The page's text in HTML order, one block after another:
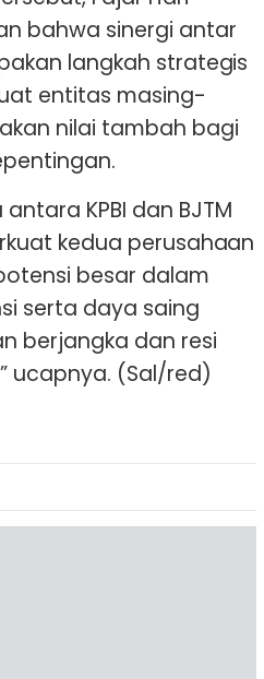
bahwa sinergi antar
langkah strategis
entitas masing-
nilai tambah bagi
KPBI dan BJTM
kedua perusahaan
besar dalam
serta daya saing
berjangka dan resi
ucapnya. (Sal/red)